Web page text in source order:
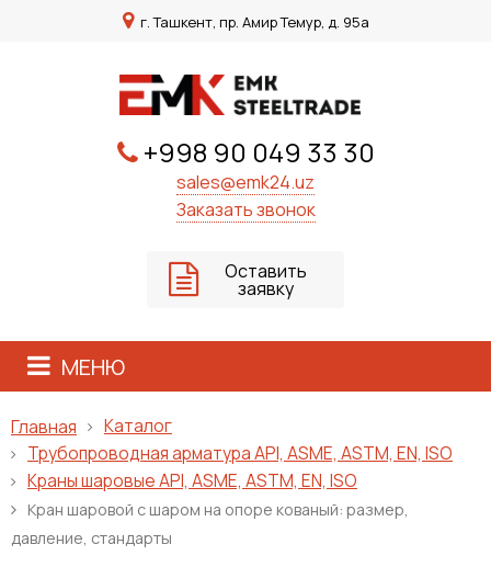
г. Ташкент, пр. Амир Темур, д. 95а
+998 90 049 33 30
sales@emk24.uz
Заказать звонок
Оставить
заявку
МЕНЮ
Главная
Каталог
Трубопроводная арматура API, ASME, ASTM, EN, ISO
Краны шаровые API, ASME, ASTM, EN, ISO
Кран шаровой с шаром на опоре кованый: размер,
давление, стандарты